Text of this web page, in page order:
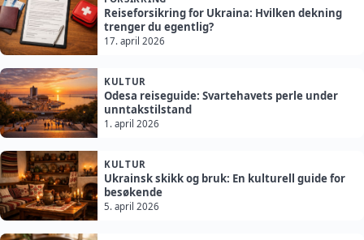
Reiseforsikring for Ukraina: Hvilken dekning
trenger du egentlig?
17. april 2026
KULTUR
Odesa reiseguide: Svartehavets perle under
unntakstilstand
1. april 2026
KULTUR
Ukrainsk skikk og bruk: En kulturell guide for
besøkende
5. april 2026